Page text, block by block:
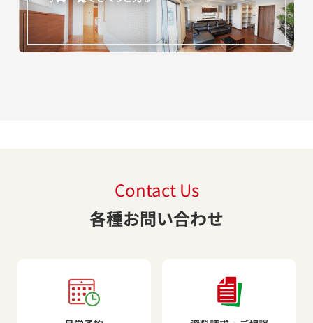
Contact Us
各種お問い合わせ